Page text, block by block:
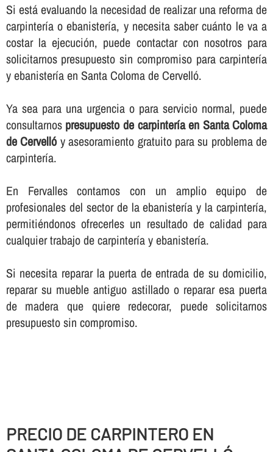
Si está evaluando la necesidad de realizar una reforma de
carpinterí­a o ebanisterí­a, y necesita saber cuánto le va a
costar la ejecución, puede contactar con nosotros para
solicitarnos presupuesto sin compromiso para carpinterí­a
y ebanisterí­a en Santa Coloma de Cervelló.
Ya sea para una urgencia o para servicio normal, puede
consultarnos presupuesto de carpinterí­a en Santa Coloma
de Cervelló y asesoramiento gratuito para su problema de
carpinterí­a.
En Fervalles contamos con un amplio equipo de
profesionales del sector de la ebanisterí­a y la carpinterí­a,
permitiéndonos ofrecerles un resultado de calidad para
cualquier trabajo de carpinterí­a y ebanisterí­a.
Si necesita reparar la puerta de entrada de su domicilio,
reparar su mueble antiguo astillado o reparar esa puerta
de madera que quiere redecorar, puede solicitarnos
presupuesto sin compromiso.
PRECIO DE CARPINTERO EN